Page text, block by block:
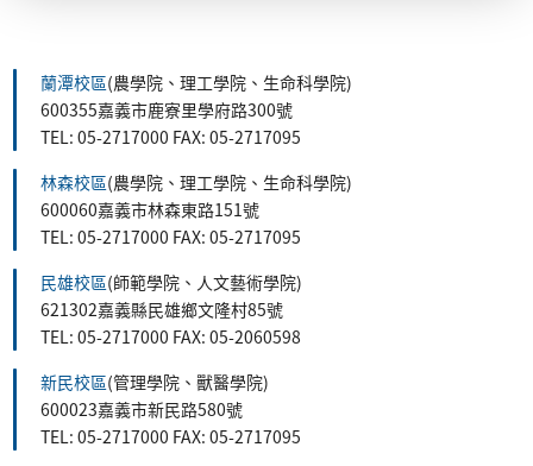
蘭潭校區(農學院、理工學院、生命科學院)
600355嘉義市鹿寮里學府路300號
TEL: 05-2717000 FAX: 05-2717095
林森校區(農學院、理工學院、生命科學院)
600060嘉義市林森東路151號
TEL: 05-2717000 FAX: 05-2717095
民雄校區(師範學院、人文藝術學院)
621302嘉義縣民雄鄉文隆村85號
TEL: 05-2717000 FAX: 05-2060598
新民校區(管理學院、獸醫學院)
600023嘉義市新民路580號
TEL: 05-2717000 FAX: 05-2717095